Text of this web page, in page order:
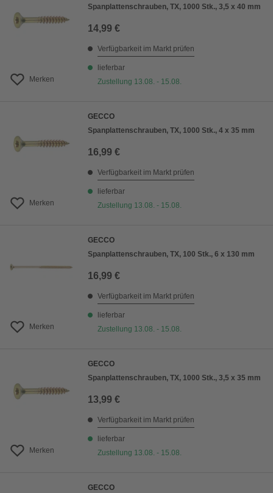
Merken
Spanplattenschrauben, TX, 1000 Stk., 3,5 x 40 mm
14,99 €
Verfügbarkeit im Markt prüfen
lieferbar
Zustellung 13.08. - 15.08.
Merken
GECCO
Spanplattenschrauben, TX, 1000 Stk., 4 x 35 mm
16,99 €
Verfügbarkeit im Markt prüfen
lieferbar
Zustellung 13.08. - 15.08.
Merken
GECCO
Spanplattenschrauben, TX, 100 Stk., 6 x 130 mm
16,99 €
Verfügbarkeit im Markt prüfen
lieferbar
Zustellung 13.08. - 15.08.
Merken
GECCO
Spanplattenschrauben, TX, 1000 Stk., 3,5 x 35 mm
13,99 €
Verfügbarkeit im Markt prüfen
lieferbar
Zustellung 13.08. - 15.08.
GECCO